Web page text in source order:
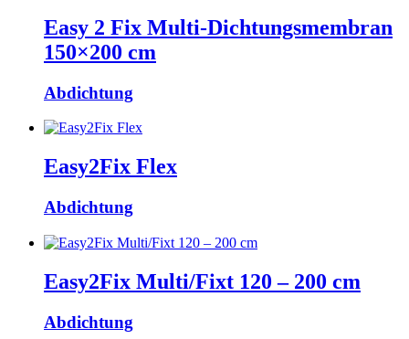
Easy 2 Fix Multi-Dichtungsmembran
150×200 cm
Abdichtung
Easy2Fix Flex
Abdichtung
Easy2Fix Multi/Fixt 120 – 200 cm
Abdichtung